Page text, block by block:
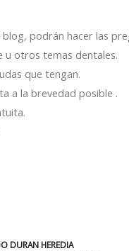
blog, podrán hacer las
u otros temas dentales.
que tengan.
a la brevedad posible .
DURAN HEREDIA